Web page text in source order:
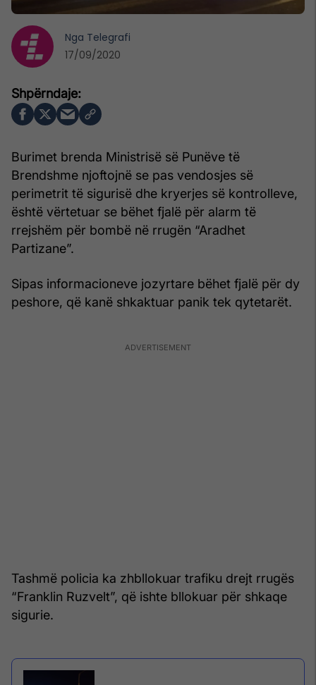
Burimet brenda Ministrisë së Punëve të
Brendshme njoftojnë se pas vendosjes së
perimetrit të sigurisë dhe kryerjes së kontrolleve,
është vërtetuar se bëhet fjalë për alarm të
rrejshëm për bombë në rrugën “Aradhet
Partizane”.
Sipas informacioneve jozyrtare bëhet fjalë për dy
peshore, që kanë shkaktuar panik tek qytetarët.
Tashmë policia ka zhbllokuar trafiku drejt rrugës
“Franklin Ruzvelt”, që ishte bllokuar për shkaqe
sigurie.
Nga Telegrafi
17/09/2020